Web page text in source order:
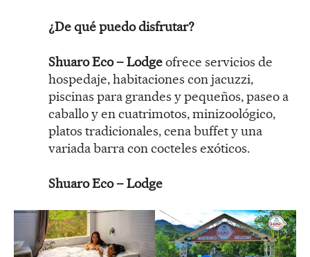
¿De qué puedo disfrutar?
Shuaro Eco – Lodgeofrece servicios de
hospedaje, habitaciones con jacuzzi,
piscinas para grandes y pequeños, paseo a
caballo y en cuatrimotos, minizoológico,
platos tradicionales, cena buffet y una
variada barra con cocteles exóticos.
Shuaro Eco – Lodge